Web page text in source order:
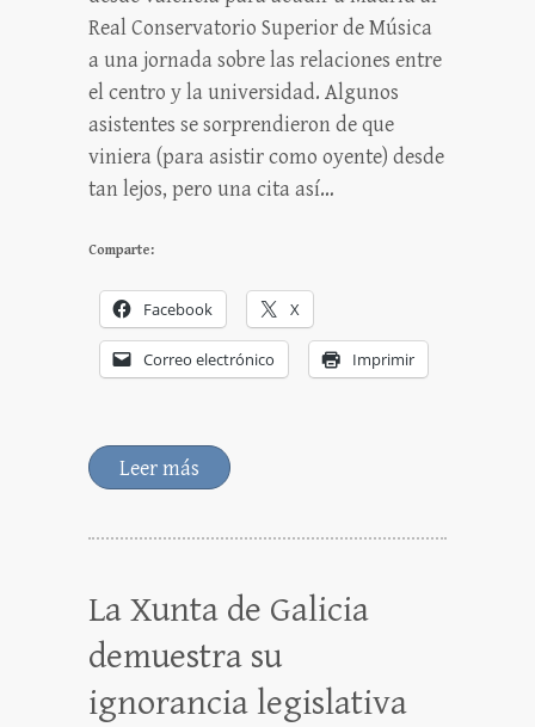
Real Conservatorio Superior de Música
a una jornada sobre las relaciones entre
el centro y la universidad. Algunos
asistentes se sorprendieron de que
viniera (para asistir como oyente) desde
tan lejos, pero una cita así…
Comparte:
Facebook X
Correo electrónico Imprimir
Leer más
La Xunta de Galicia
demuestra su
ignorancia legislativa